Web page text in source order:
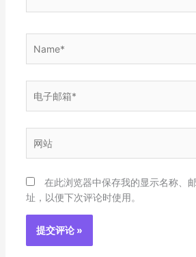
子
站
在此浏览器中保存我的显示名称、
址，以便下次评论时使用。